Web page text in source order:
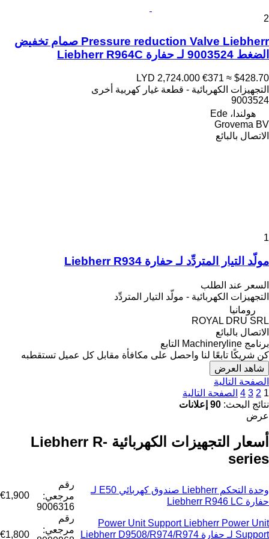
2
Pressure reduction Valve Liebherr صمام تخفيض
الضغط 9003524 لـ حفارة Liebherr R964C
LYD 2,724.000 €371 ≈ $428.70
التجهيزات الكهربائية - قطعة غيار كهربية أخرى
9003524
هولندا، Ede
Grovema BV
الاتصال بالبائع
1
مولّد التيار المتردِّد لـ حفارة Liebherr R934
السعر عند الطلب
التجهيزات الكهربائية - مولّد التيار المتردِّد
رومانيا
ROYAL DRU SRL
الاتصال بالبائع
برنامج Machineryline التابع
كن شريكًا تابعًا لنا واحصل على مكافأة مقابل كل عميل تستقطبه
شاهد العرض
الصفحة التالية
1
2
3
4 الصفحة التالية
نتائج البحث: 90 إعلانات
عرض
أسعار التجهيزات الكهربائية Liebherr R-
series
وحدة التحكم Liebherr صندوق كهربائي E50 لـ
حفارة Liebherr R946 LC
رقم
مرجعي:
9006316
€1,900
Power Unit Support Liebherr Power Unit
Support لـ حفارة Liebherr D9508/R974/R974
رقم
مرجعي:
€1,800